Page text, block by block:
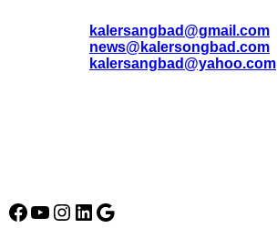
kalersangbad@gmail.com
news@kalersongbad.com
kalersangbad@yahoo.com
Facebook
YouTube
Instagram
LinkedIn
Google